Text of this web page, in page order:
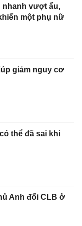
nhanh vượt ẩu,
một phụ nữ
giảm nguy cơ
thể đã sai khi
Anh đổi CLB ở